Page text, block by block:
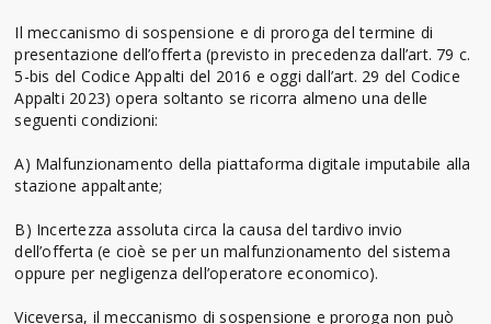
Il meccanismo di sospensione e di proroga del termine di
presentazione dell’offerta (previsto in precedenza dall’art. 79 c.
5-bis del Codice Appalti del 2016 e oggi dall’art. 29 del Codice
Appalti 2023) opera soltanto se ricorra almeno una delle
seguenti condizioni:
A) Malfunzionamento della piattaforma digitale imputabile alla
stazione appaltante;
B) Incertezza assoluta circa la causa del tardivo invio
dell’offerta (e cioè se per un malfunzionamento del sistema
oppure per negligenza dell’operatore economico).
Viceversa, il meccanismo di sospensione e proroga non può